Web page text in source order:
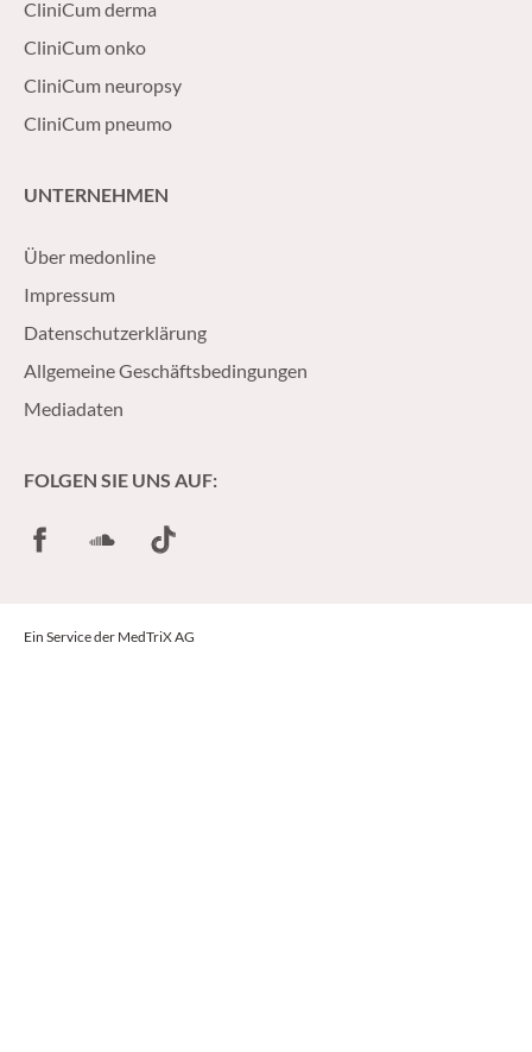
CliniCum derma
CliniCum onko
CliniCum neuropsy
CliniCum pneumo
UNTERNEHMEN
Über medonline
Impressum
Datenschutzerklärung
Allgemeine Geschäftsbedingungen
Mediadaten
FOLGEN SIE UNS AUF:
FacebookSoundCloud
TikTok
Ein Service der MedTriX AG